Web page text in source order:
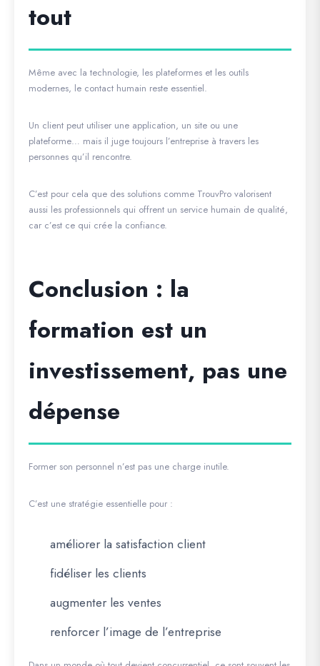
tout
Même avec la technologie, les plateformes et les outils
modernes, le contact humain reste essentiel.
Un client peut utiliser une application, un site ou une
plateforme… mais il juge toujours l’entreprise à travers les
personnes qu’il rencontre.
C’est pour cela que des solutions comme TrouvPro valorisent
aussi les professionnels qui offrent un service humain de qualité,
car c’est ce qui crée la confiance.
Conclusion : la
formation est un
investissement, pas une
dépense
Former son personnel n’est pas une charge inutile.
C’est une stratégie essentielle pour :
améliorer la satisfaction client
fidéliser les clients
augmenter les ventes
renforcer l’image de l’entreprise